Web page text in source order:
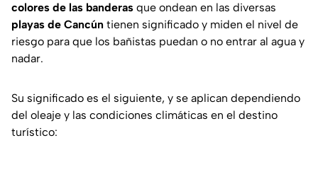
colores de las banderas que ondean en las diversas
playas de Cancún tienen significado y miden el nivel de
riesgo para que los bañistas puedan o no entrar al agua y
nadar.
Su significado es el siguiente, y se aplican dependiendo
del oleaje y las condiciones climáticas en el destino
turístico: